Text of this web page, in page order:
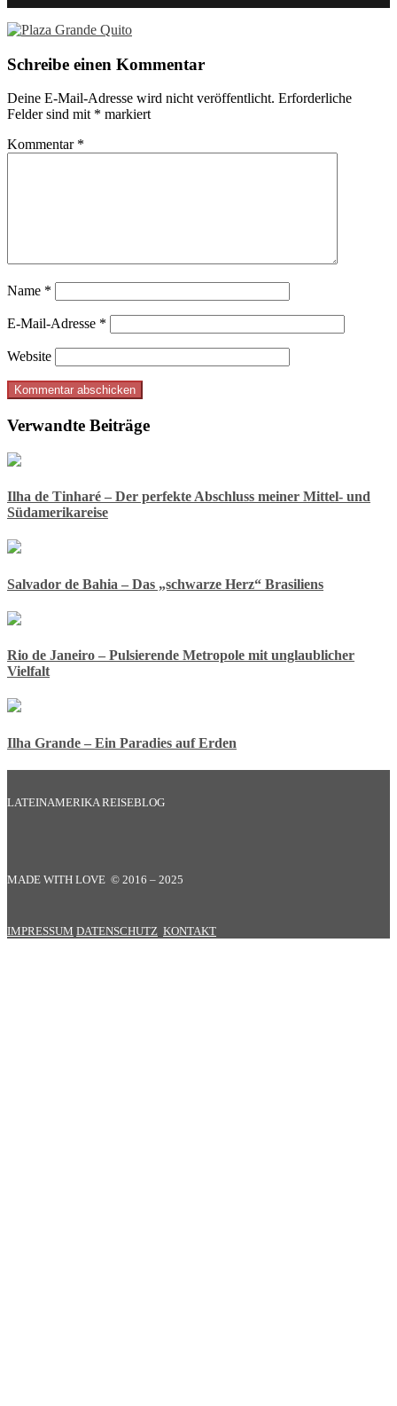
Schreibe einen Kommentar
Deine E-Mail-Adresse wird nicht veröffentlicht. Erforderliche
Felder sind mit * markiert
Kommentar *
Name *
E-Mail-Adresse *
Website
Verwandte Beiträge
Ilha de Tinharé – Der perfekte Abschluss meiner Mittel- und
Südamerikareise
Salvador de Bahia – Das „schwarze Herz“ Brasiliens
Rio de Janeiro – Pulsierende Metropole mit unglaublicher
Vielfalt
Ilha Grande – Ein Paradies auf Erden
LATEINAMERIKA REISEBLOG
MADE WITH LOVE © 2016 – 2025
IMPRESSUM DATENSCHUTZ KONTAKT